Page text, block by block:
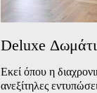
Deluxe
Εκεί όπου η
ανεξίτηλες